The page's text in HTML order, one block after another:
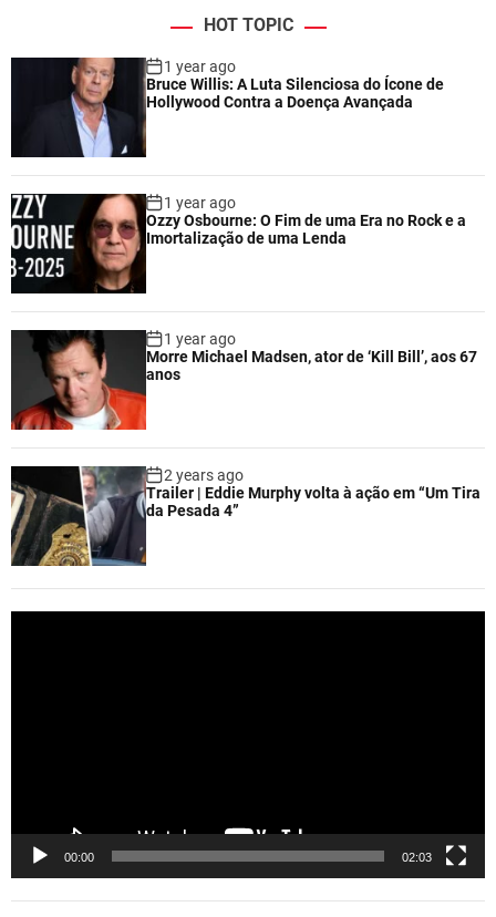
HOT TOPIC
1 year ago
Bruce Willis: A Luta Silenciosa do Ícone de
Hollywood Contra a Doença Avançada
1 year ago
Ozzy Osbourne: O Fim de uma Era no Rock e a
Imortalização de uma Lenda
1 year ago
Morre Michael Madsen, ator de ‘Kill Bill’, aos 67
anos
2 years ago
Trailer | Eddie Murphy volta à ação em “Um Tira
da Pesada 4”
00:00 02:03